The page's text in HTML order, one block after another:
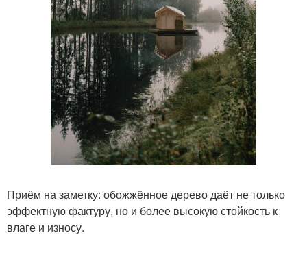
Приём на заметку: обожжённое дерево даёт не только
эффектную фактуру, но и более высокую стойкость к
влаге и износу.